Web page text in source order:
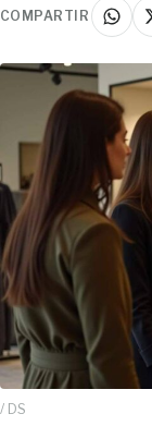
COMPARTIR
/ DS